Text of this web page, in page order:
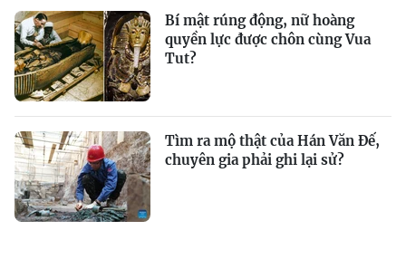
Bí mật rúng động, nữ hoàng
quyền lực được chôn cùng Vua
Tut?
Tìm ra mộ thật của Hán Văn Đế,
chuyên gia phải ghi lại sử?